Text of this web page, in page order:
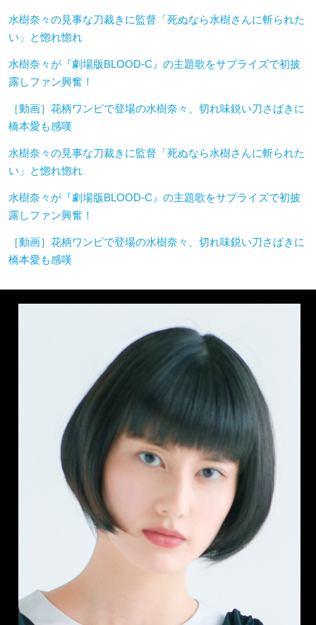
水樹奈々の見事な刀裁きに監督「死ぬなら水樹さんに斬られた
い」と惚れ惚れ
水樹奈々が『劇場版BLOOD-C』の主題歌をサプライズで初披
露しファン興奮！
［動画］花柄ワンピで登場の水樹奈々、切れ味鋭い刀さばきに
橋本愛も感嘆
水樹奈々の見事な刀裁きに監督「死ぬなら水樹さんに斬られた
い」と惚れ惚れ
水樹奈々が『劇場版BLOOD-C』の主題歌をサプライズで初披
露しファン興奮！
［動画］花柄ワンピで登場の水樹奈々、切れ味鋭い刀さばきに
橋本愛も感嘆